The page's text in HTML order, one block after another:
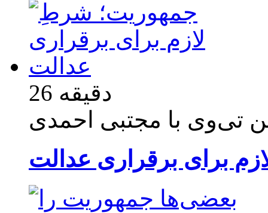
26 دقیقه
با مجتبی احمدی
برای برقراری عدالت